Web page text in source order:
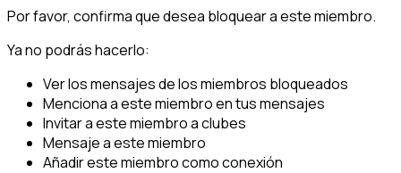
Por favor, confirma que desea bloquear a este miembro.
Ya no podrás hacerlo:
Ver los mensajes de los miembros bloqueados
Menciona a este miembro en tus mensajes
Invitar a este miembro a clubes
Mensaje a este miembro
Añadir este miembro como conexión